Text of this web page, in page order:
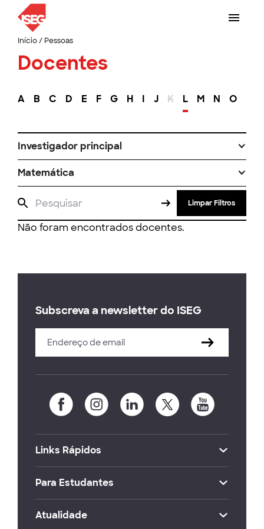
Início/ Pessoas
Docentes
A B C D E F G H I J K L M N O
Investigador principal
Matemática
Limpar Filtros
Não foram encontrados docentes.
Subscreva a newsletter do ISEG
Links Rápidos
Para Estudantes
Atualidade